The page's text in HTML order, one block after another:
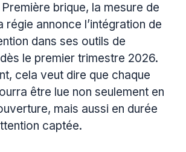
brique, la mesure de
régie annonce l’intégration de
dans ses outils de
le premier trimestre 2026.
cela veut dire que chaque
être lue non seulement en
mais aussi en durée
captée.